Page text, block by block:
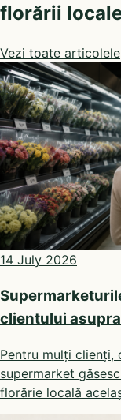
florării
Vezi toate articolele
14 July 2026
clientului
Pentru mulți clienți,
supermarket
florărie locală